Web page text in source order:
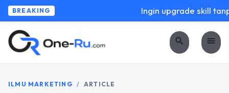
BREAKING Ingin upgrade skill
search menu
ILMU MARKETING / ARTICLE